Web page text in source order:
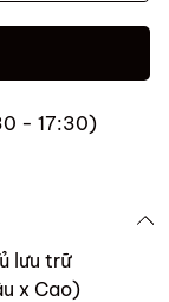
- 17:30)
lưu trữ
x Cao)